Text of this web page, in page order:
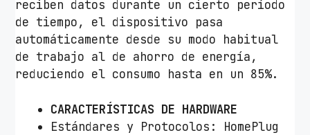
reciben datos durante un cierto período
de tiempo, el dispositivo pasa
automáticamente desde su modo habitual
de trabajo al de ahorro de energía,
reduciendo el consumo hasta en un 85%.
CARACTERÍSTICAS DE HARDWARE
Estándares y Protocolos: HomePlug